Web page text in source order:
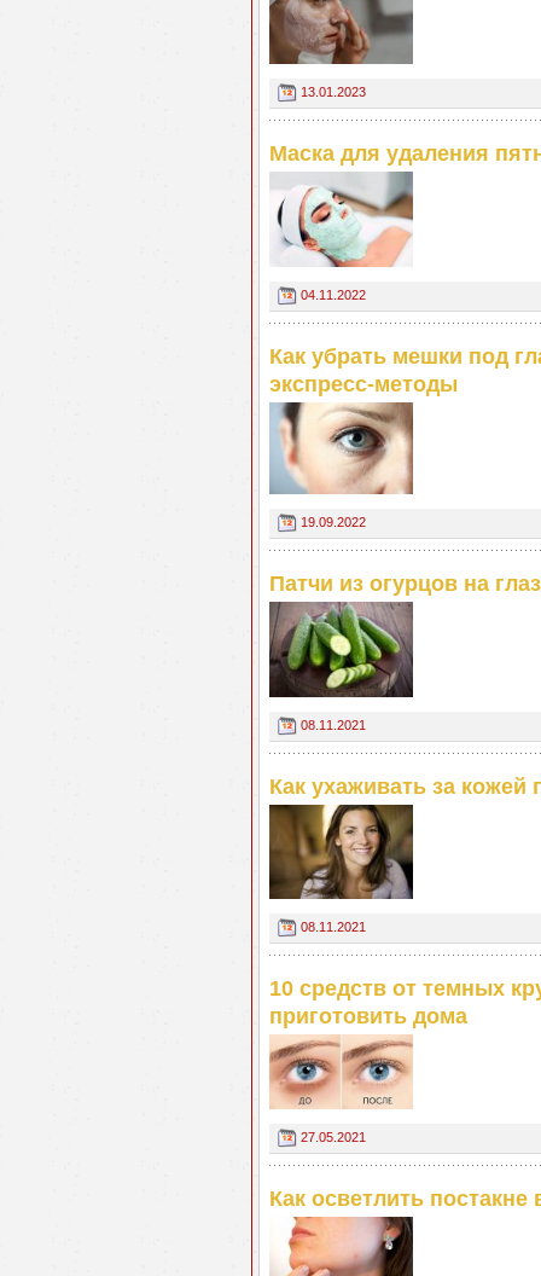
13.01.2023
Маска для удаления
04.11.2022
Как убрать мешки под
экспресс-методы
19.09.2022
Патчи из огурцов на
08.11.2021
Как ухаживать за кожей
08.11.2021
10 средств от темных
приготовить дома
27.05.2021
Как осветлить